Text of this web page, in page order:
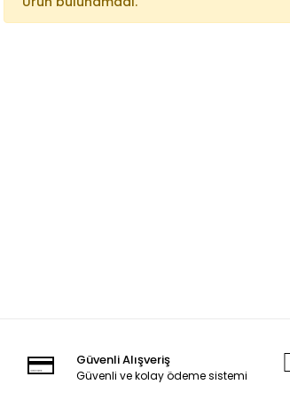
Güvenli Alışveriş
Güvenli ve kolay ödeme sistemi